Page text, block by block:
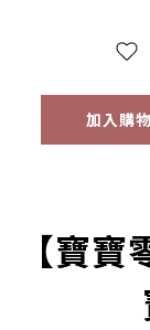
(四包入/組)
加入購
【寶